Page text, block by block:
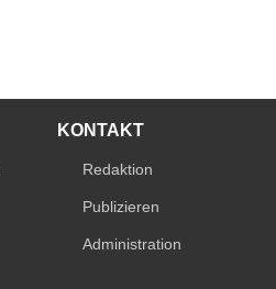
KONTAKT
Redaktion
Publizieren
Administration